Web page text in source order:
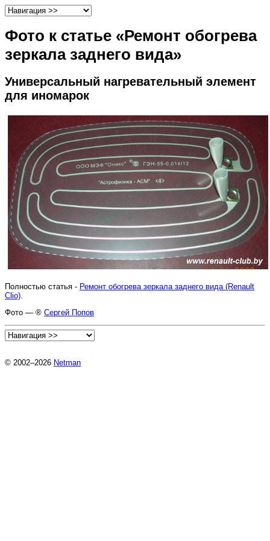
Фото к статье «Ремонт обогрева
зеркала заднего вида»
Универсальный нагревательный элемент
для иномарок
Полностью статья - Ремонт обогрева зеркала заднего вида (Renault
Clio)
Фото — ® Сергей Попов
© 2002–2026 Netman